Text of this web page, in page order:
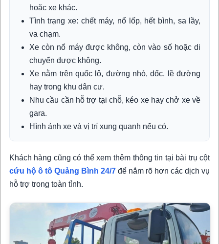
hoặc xe khác.
Tình trạng xe: chết máy, nổ lốp, hết bình, sa lầy,
va chạm.
Xe còn nổ máy được không, còn vào số hoặc di
chuyển được không.
Xe nằm trên quốc lộ, đường nhỏ, dốc, lề đường
hay trong khu dân cư.
Nhu cầu cần hỗ trợ tại chỗ, kéo xe hay chở xe về
gara.
Hình ảnh xe và vị trí xung quanh nếu có.
Khách hàng cũng có thể xem thêm thông tin tại bài trụ cột
cứu hộ ô tô Quảng Bình 24/7để nắm rõ hơn các dịch vụ
hỗ trợ trong toàn tỉnh.